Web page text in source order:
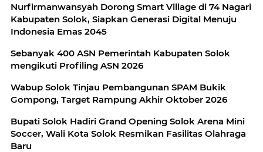
Nurfirmanwansyah Dorong Smart Village di 74 Nagari
Kabupaten Solok, Siapkan Generasi Digital Menuju
Indonesia Emas 2045
Sebanyak 400 ASN Pemerintah Kabupaten Solok
mengikuti Profiling ASN 2026
Wabup Solok Tinjau Pembangunan SPAM Bukik
Gompong, Target Rampung Akhir Oktober 2026
Bupati Solok Hadiri Grand Opening Solok Arena Mini
Soccer, Wali Kota Solok Resmikan Fasilitas Olahraga
Baru